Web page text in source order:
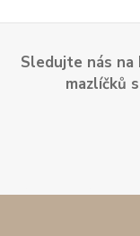
Sledujte nás
mazlíčků